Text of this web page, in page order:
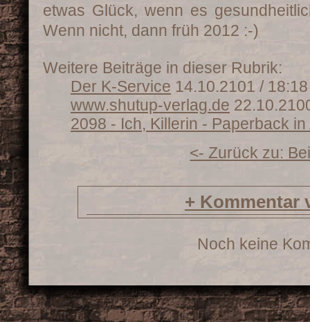
etwas Glück, wenn es
Wenn nicht, dann früh 2012 :-)
Weitere Beiträge in dieser Rubrik:
Der K-Service 14.10.2101 / 18:18
www.shutup-verlag.de
2098 - Ich, Killerin - Paperback in
<- Zurück zu:
+ Kommentar
Noch keine